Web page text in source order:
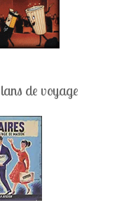
de voyage